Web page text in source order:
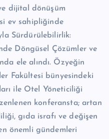
dijital dönüşüm
ev sahipliğinde
Sürdürülebilirlik:
Döngüsel Çözümler ve
ele alındı. Özyeğin
Fakültesi bünyesindeki
ile Otel Yöneticiliği
konferansta; artan
gıda israfı ve değişen
önemli gündemleri